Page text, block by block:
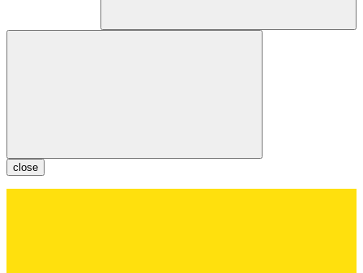
close